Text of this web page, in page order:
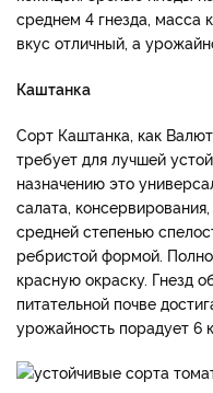
среднем 4 гнезда, масса
вкус отличный, а
Каштанка
Сорт Каштанка, как
требует для лучшей
назначению это
салата,
средней степенью
ребристой формой.
красную окраску. Гнезд
питательной почве
урожайность порадует 6